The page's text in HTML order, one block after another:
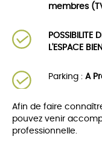
membres
POSSIBILITE
L'ESPACE
Parking : A
Afin de faire
pouvez venir
professionnelle.